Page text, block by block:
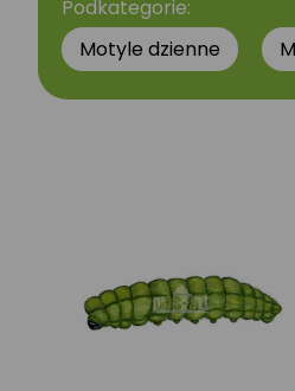
Podkategorie:
Motyle dzienne